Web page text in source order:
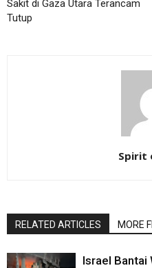
Sakit di Gaza Utara Terancam
Tutup
Spirit
RELATED ARTICLES MORE
Israel Bantai